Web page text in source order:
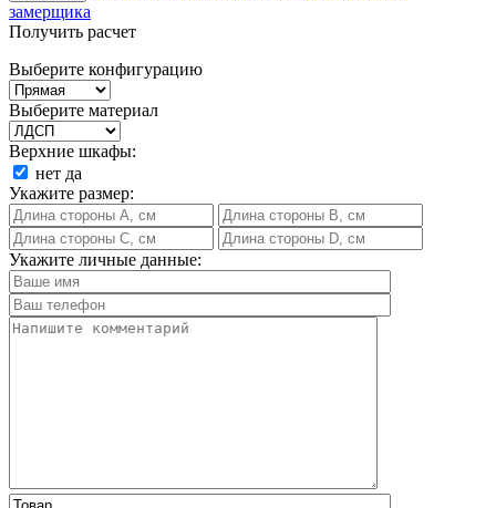
замерщика
Получить расчет
Выберите конфигурацию
Выберите материал
Верхние шкафы:
нет да
Укажите размер:
Укажите личные данные: